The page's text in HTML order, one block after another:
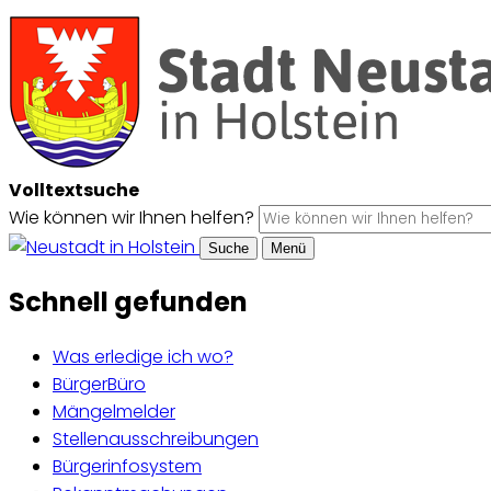
Volltextsuche
Wie können wir Ihnen helfen?
Suche
Menü
Schnell gefunden
Was erledige ich wo?
BürgerBüro
Mängelmelder
Stellenausschreibungen
Bürgerinfosystem